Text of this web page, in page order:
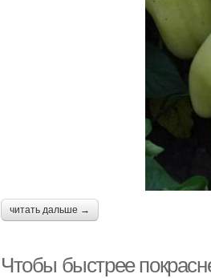
читать дальше →
Чтобы быстрее